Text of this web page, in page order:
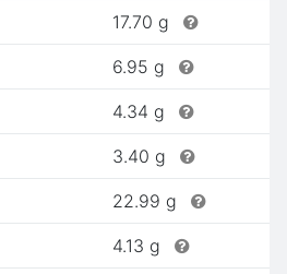
17.70 g
6.95 g
4.34 g
3.40 g
22.99 g
4.13 g